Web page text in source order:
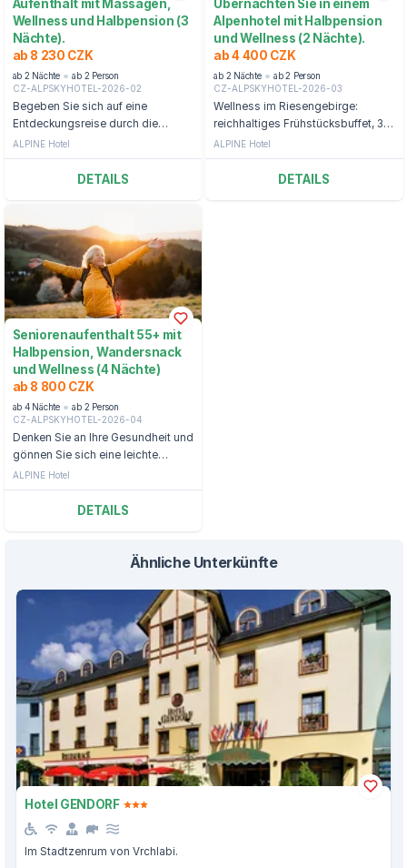
Aufenthalt mit Massagen,
Wellness und Halbpension (3
Nächte).
ab 8 230 CZK
ab 2 Nächte
ab 2 Person
CZ-ALPSKYHOTEL-2026-02
Begeben Sie sich auf eine
Entdeckungsreise durch die
Schönheiten des Riesengebirges
und übernachten Sie in einem
Hotel mit Blick auf das St.-Peter-
ALPINE Hotel
DETAILS
Übernachten Sie in einem
Alpenhotel mit Halbpension
und Wellness (2 Nächte).
ab 4 400 CZK
ab 2 Nächte
ab 2 Person
CZ-ALPSKYHOTEL-2026-03
Wellness im Riesengebirge:
reichhaltiges Frühstücksbuffet, 3-
Gänge-Menü und Gelbe-Punkte-
Rabattkarte
ALPINE Hotel
DETAILS
Seniorenaufenthalt 55+ mit
Halbpension, Wandersnack
und Wellness (4 Nächte)
ab 8 800 CZK
ab 4 Nächte
ab 2 Person
CZ-ALPSKYHOTEL-2026-04
Denken Sie an Ihre Gesundheit und
gönnen Sie sich eine leichte
Wanderung, Ruhe und Stille in
Špindlerův Mlýn.
ALPINE Hotel
DETAILS
Ähnliche Unterkünfte
Hotel GENDORF
Im Stadtzenrum von Vrchlabi.